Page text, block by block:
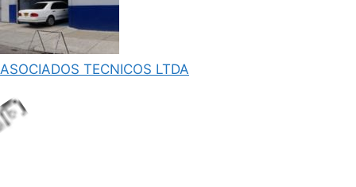
ASOCIADOS TECNICOS LTDA
L
o
d
i
g
.